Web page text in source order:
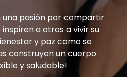
pasión por compartir
a otros a vivir su
y paz como se
construyen un cuerpo
y saludable!